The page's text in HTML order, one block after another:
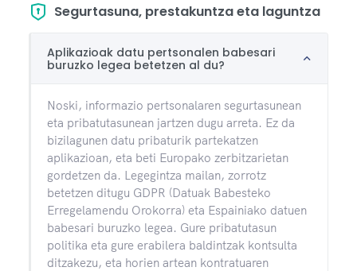
Segurtasuna, prestakuntza eta laguntza
Aplikazioak datu pertsonalen babesari
buruzko legea betetzen al du?
Noski, informazio pertsonalaren segurtasunean
eta pribatutasunean jartzen dugu arreta. Ez da
bizilagunen datu pribaturik partekatzen
aplikazioan, eta beti Europako zerbitzarietan
gordetzen da. Legegintza mailan, zorrotz
betetzen ditugu GDPR (Datuak Babesteko
Erregelamendu Orokorra) eta Espainiako datuen
babesari buruzko legea. Gure pribatutasun
politika eta gure erabilera baldintzak kontsulta
ditzakezu, eta horien artean kontratuaren